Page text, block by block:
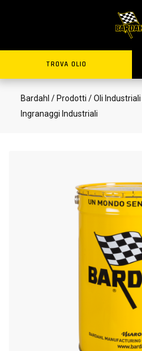
TROVA OLIO
Bardahl / Prodotti / Oli Industriali
Ingranaggi Industriali